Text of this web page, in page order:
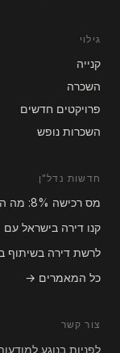
גילוי
קנייה
השכרה
פרויקטים חדשים
השכרות נופש
חדשות נדל"ן
מס רכישה 8%: מה הרפורמה של 2026 משנה לרוכש הזר
קנו דירה בישראל עם
לרשת דירה בשיתוף
כל המאמרים →
צור קשר
לפניות בנוגע